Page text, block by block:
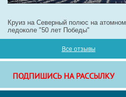
Круиз на Северный полюс на атомном
ледоколе "50 лет Победы"
Все отзывы
ПОДПИШИСЬ НА РАССЫЛКУ